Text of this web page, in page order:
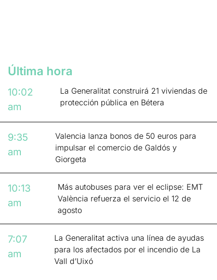
Última hora
10:02
am
La Generalitat construirá 21 viviendas de
protección pública en Bétera
9:35
am
Valencia lanza bonos de 50 euros para
impulsar el comercio de Galdós y
Giorgeta
10:13
am
Más autobuses para ver el eclipse: EMT
València refuerza el servicio el 12 de
agosto
7:07
am
La Generalitat activa una línea de ayudas
para los afectados por el incendio de La
Vall d’Uixó